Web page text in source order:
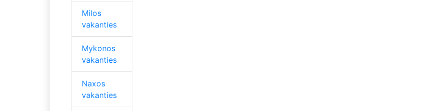
Milos
vakanties
Mykonos
vakanties
Naxos
vakanties